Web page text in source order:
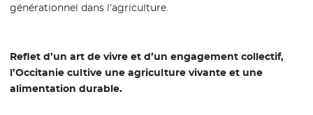
générationnel dans l’agriculture.
Reflet d’un art de vivre et d’un engagement collectif,
l’Occitanie cultive une agriculture vivante et une
alimentation durable.